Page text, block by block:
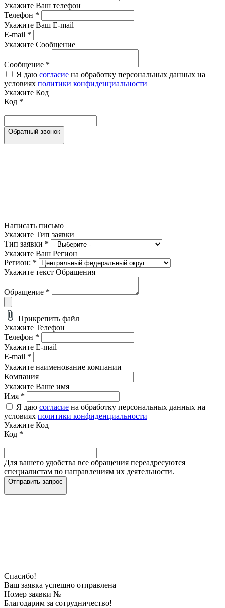
Укажите Ваш телефон
Телефон *
Укажите Ваш E-mail
E-mail *
Укажите Сообщение
Сообщение *
Я даю согласие на обработку персональных данных на
условиях политики конфиденциальности
Укажите Код
Код *
Обратный звонок
Написать письмо
Укажите Тип заявки
Тип заявки *
Укажите Ваш Регион
Регион: *
Укажите текст Обращения
Обращение *
Прикрепить файл
Укажите Телефон
Телефон *
Укажите E-mail
E-mail *
Укажите наименование компании
Компания
Укажите Ваше имя
Имя *
Я даю согласие на обработку персональных данных на
условиях политики конфиденциальности
Укажите Код
Код *
Для вашего удобства все обращения переадресуются
специалистам по направлениям их деятельности.
Отправить запрос
Спасибо!
Ваш заявка успешно отправлена
Номер заявки №
Благодарим за сотрудничество!